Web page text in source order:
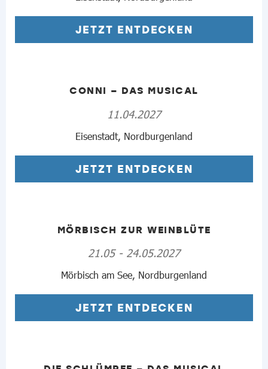
JETZT ENTDECKEN
CONNI – DAS MUSICAL
11.04.2027
Eisenstadt, Nordburgenland
JETZT ENTDECKEN
MÖRBISCH ZUR WEINBLÜTE
21.05 - 24.05.2027
Mörbisch am See, Nordburgenland
JETZT ENTDECKEN